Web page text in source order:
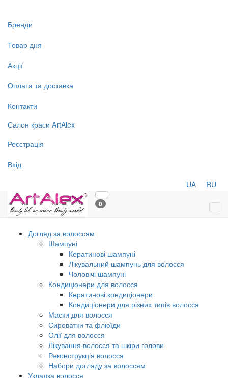
Бренди
Товар дня
Акції
Оплата та доставка
Контакти
Салон краси ArtAlex
Реєстрація
Вхід
UA RU
0
Догляд за волоссям
Шампуні
Кератинові шампуні
Лікувальний шампунь для волосся
Чоловічі шампуні
Кондиціонери для волосся
Кератинові кондиціонери
Кондиціонери для різних типів волосся
Маски для волосся
Сироватки та флюїди
Олії для волосся
Лікування волосся та шкіри голови
Реконструкція волосся
Набори догляду за волоссям
Укладка волосся